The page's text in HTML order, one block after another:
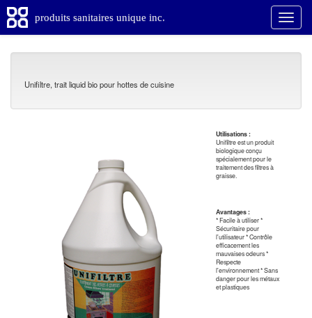
produits sanitaires unique inc.
Unifiltre, trait liquid bio pour hottes de cuisine
Utilisations :
Unifiltre est un produit
biologique conçu
spécialement pour le
traitement des filtres à
graisse.
Avantages :
* Facile à utiliser *
Sécuritaire pour
l'utilisateur * Contrôle
efficacement les
mauvaises odeurs *
Respecte
l'environnement * Sans
danger pour les métaux
et plastiques